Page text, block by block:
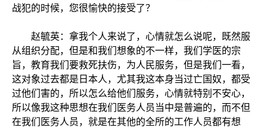
战犯的时候，您很愉快的接受了？
赵毓英：拿我个人来说了，心情就怎么说呢，既然服
从组织分配，但是和我们想象的不一样，我们学医的宗
旨，教育我们要救死扶伤，为人民服务，但是我们一看，
这对象过去都是日本人，尤其我这本身当过亡国奴，都受
过他们害的，所以怎么给他们服务，心情就特别不安心，
所以像我这种思想在我们医务人员当中是普遍的，而不但
在我们医务人员，就是在其他的全所的工作人员都有想